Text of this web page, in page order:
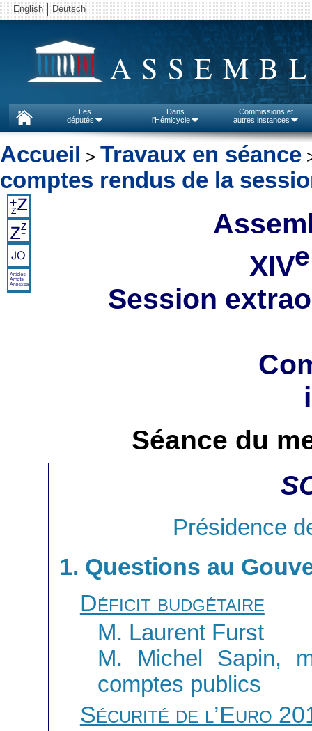
English Deutsch
Les
députés
Dans
l'Hémicycle
Commissions et
autres instances
Accueil > Travaux en séance
comptes rendus de la
XIVe
Session
Séance du
Présidence
1. Questions au
Déficit budgétaire
M. Laurent Furst
M. Michel Sapin,
comptes publics
Sécurité de l’Euro